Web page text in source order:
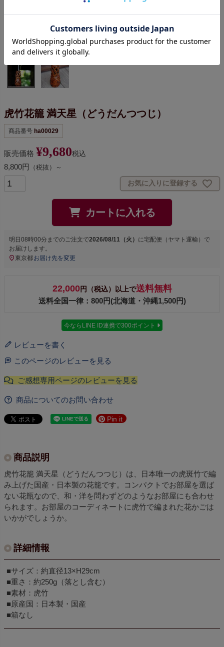
虎竹花籠 満天星（どうだんつつじ）
商品番号 ha00029
販売価格 ¥9,680税込
8,800円 （税抜）～
お気に入りに登録する
カートに入れる
明日 08時00分 までのご注文で2026/08/11（火） に宅配便（ヤマト運輸） で
お届けします。
東京都お届け先を変更
22,000円（税込）以上で送料無料
送料全国一律：800円(北海道・沖縄1,500円)
今ならLINE ID連携で300ポイント
レビューを書く
このページのレビューを見る
商品についてのお問い合わせ
Pin it
商品説明
虎竹花籠 満天星（どうだんつつじ）は、日本唯一の虎斑竹で編
み上げた国産・日本製の花籠です。コンパクトでお部屋を選ば
ない花瓶なので、和・洋を問わずどのようなお部屋にも合わせ
られます。お部屋のコーディネートに虎竹で編まれた花かごは
いかがでしょうか。
詳細情報
■サイズ：約直径13×H29cm
■重さ：約250g（落とし含む）
■素材：虎竹
■原産国：日本製・国産
■箱なし